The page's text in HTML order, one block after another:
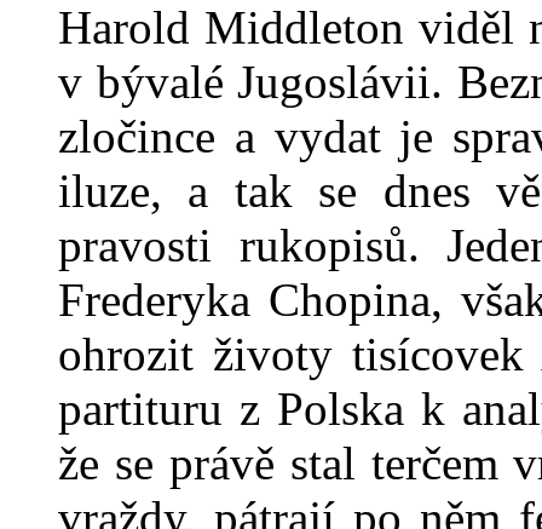
Harold Middleton viděl
v bývalé Jugoslávii.
zločince a vydat je
iluze, a tak se dnes
pravosti rukopisů.
Frederyka Chopina,
ohrozit životy tisícovek
partituru z Polska k
že se právě stal terčem
vraždy, pátrají po něm